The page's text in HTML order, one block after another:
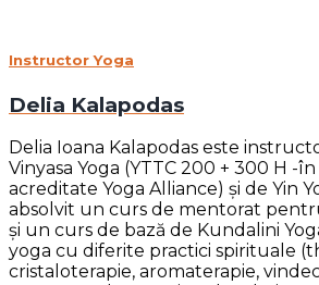
Instructor Yoga
Delia Kalapodas
Delia Ioana Kalapodas este
Vinyasa Yoga (YTTC 200 + 300 H -
acreditate Yoga Alliance) și de Yin
absolvit un curs de mentorat
și un curs de bază de Kundalini
yoga cu diferite practici spirituale
cristaloterapie, aromaterapie,